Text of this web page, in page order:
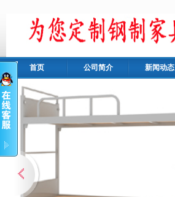
首页 公司简介 新闻动态